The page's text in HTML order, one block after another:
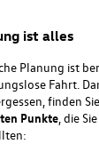
ist alles
Planung ist
Fahrt.
finden
Punkte , die Sie